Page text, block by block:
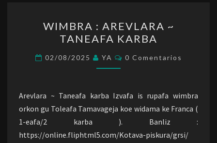
:
AREVLARA
~
TANEAFA
WIMBRA : AREVLARA ~
TANEAFA KARBA
02/08/2025 YA Comentarios
0 Comentarios
Arevlara ~ Taneafa karba Izvafa is rupafa wimbra
orkon gu Toleafa Tamavageja koe widama ke Franca (
1-eafa/2 karba ). Banliz :
https://online.fliphtml5.com/Kotava-piskura/grsi/